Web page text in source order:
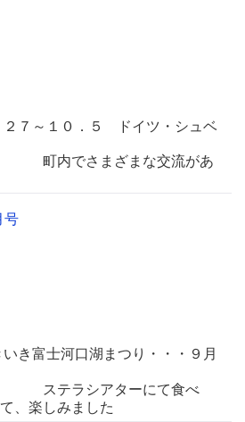
２７～１０．５ ドイツ・シュベ
ざまな交流があ
号
いき富士河口湖まつり・・・９月
ターにて食べ
、楽しみました